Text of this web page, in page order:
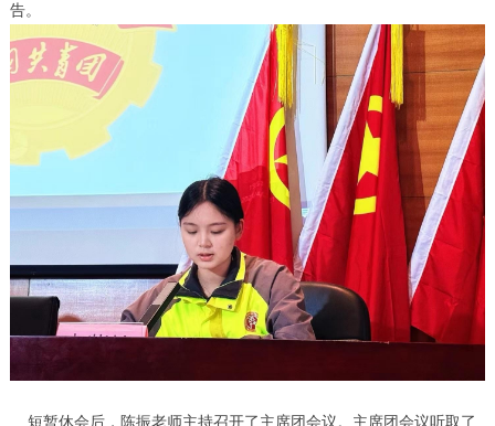
告。
短暂休会后，陈振老师主持召开了主席团会议。主席团会议听取了